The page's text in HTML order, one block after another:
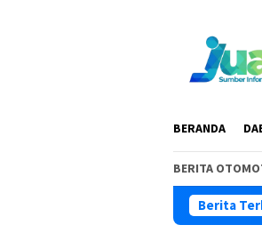
BERANDA
BERITA
Berita
Buka